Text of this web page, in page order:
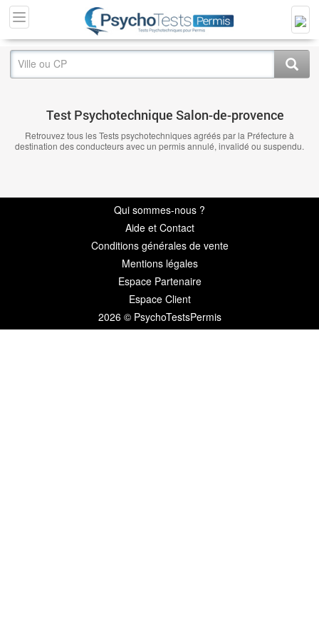
Test Psychotechnique Salon-de-provence
Retrouvez tous les Tests psychotechniques agréés par la Préfecture à
destination des conducteurs avec un permis annulé, invalidé ou suspendu.
Qui sommes-nous ?
Aide et Contact
Conditions générales de vente
Mentions légales
Espace Partenaire
Espace Client
2026 © PsychoTestsPermis